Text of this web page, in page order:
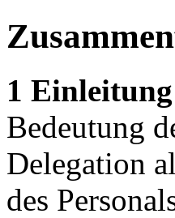
1
Bedeutung
Delegation
des